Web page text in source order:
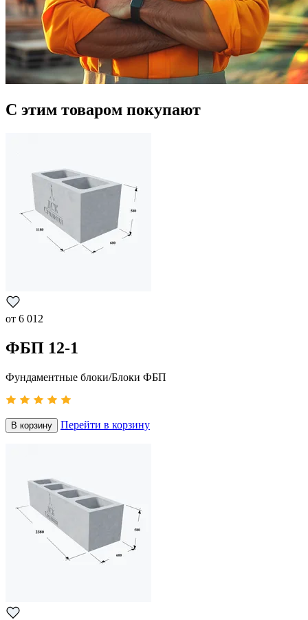
С этим товаром покупают
от 6 012
ФБП 12-1
Фундаментные блоки/Блоки ФБП
В корзину Перейти в корзину